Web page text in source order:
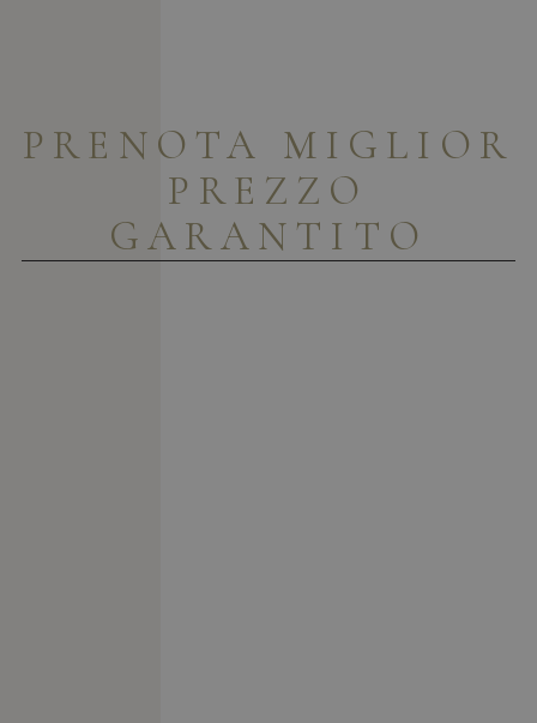
PRENOTA MIGLIOR
PREZZO
GARANTITO